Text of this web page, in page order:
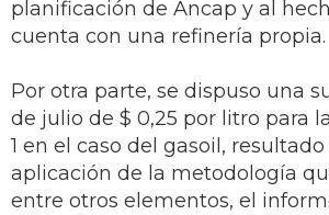
planificación de Ancap y al
cuenta con una refinería propia.
Por otra parte, se dispuso una
de julio de $ 0,25 por litro para
1 en el caso del gasoil, resultado
aplicación de la metodología
entre otros elementos, el